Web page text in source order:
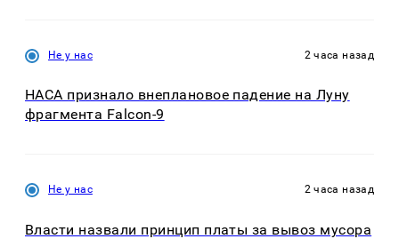
Не у нас 2 часа назад
НАСА признало внеплановое падение на Луну
фрагмента Falcon-9
Не у нас 2 часа назад
Власти назвали принцип платы за вывоз мусора